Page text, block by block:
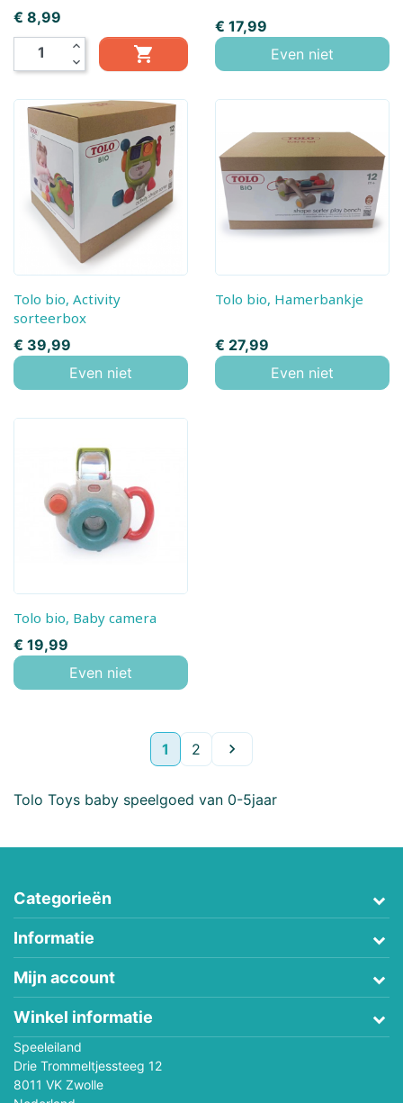
Prijs
€ 8,99
expand_less
expand_more

Prijs
€ 17,99
Even niet
Tolo bio, Activity
sorteerbox
Prijs
€ 39,99
Even niet
Tolo bio, Hamerbankje
Prijs
€ 27,99
Even niet
Tolo bio, Baby camera
Prijs
€ 19,99
Even niet
1 2 Volgende

Tolo Toys baby speelgoed van 0-5jaar
Categorieën
Informatie
Mijn account
Winkel informatie
Speeleiland
Drie Trommeltjessteeg 12
8011 VK Zwolle